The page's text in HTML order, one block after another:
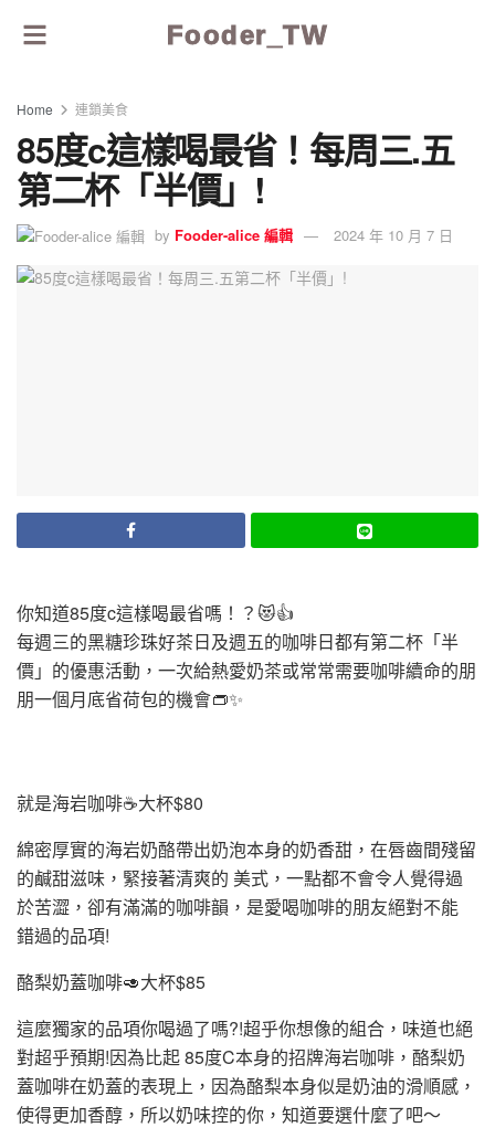
Fooder_TW
Home 連鎖美食
85度c這樣喝最省！每周三.五
第二杯「半價」!
by Fooder-alice 編輯 2024 年 10 月 7 日
你知道85度c這樣喝最省嗎！？😻👍
每週三的黑糖珍珠好茶日及週五的咖啡日都有第二杯「半
價」的優惠活動，一次給熱愛奶茶或常常需要咖啡續命的朋
朋一個月底省荷包的機會👝✨
就是海岩咖啡☕️大杯$80
綿密厚實的海岩奶酪帶出奶泡本身的奶香甜，在唇齒間殘留
的鹹甜滋味，緊接著清爽的 美式，一點都不會令人覺得過
於苦澀，卻有滿滿的咖啡韻，是愛喝咖啡的朋友絕對不能
錯過的品項!
酪梨奶蓋咖啡🥑大杯$85
這麼獨家的品項你喝過了嗎?!超乎你想像的組合，味道也絕
對超乎預期!因為比起 85度C本身的招牌海岩咖啡，酪梨奶
蓋咖啡在奶蓋的表現上，因為酪梨本身似是奶油的滑順感，
使得更加香醇，所以奶味控的你，知道要選什麼了吧～